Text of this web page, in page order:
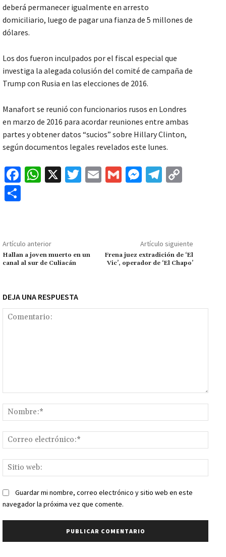
deberá permanecer igualmente en arresto
domiciliario, luego de pagar una fianza de 5 millones de
dólares.
Los dos fueron inculpados por el fiscal especial que
investiga la alegada colusión del comité de campaña de
Trump con Rusia en las elecciones de 2016.
Manafort se reunió con funcionarios rusos en Londres
en marzo de 2016 para acordar reuniones entre ambas
partes y obtener datos “sucios” sobre Hillary Clinton,
según documentos legales revelados este lunes.
Fa
o
k
W
p
p
X
T
E
G
M
ge
r
Te
m Li
n
k
p
ar
Artículo anterior
Hallan a joven muerto en un
canal al sur de Culiacán
Artículo siguiente
Frena juez extradición de ‘El
Vic’, operador de ‘El Chapo’
DEJA UNA RESPUESTA
web:
Guardar mi nombre, correo electrónico y sitio web en este
navegador la próxima vez que comente.